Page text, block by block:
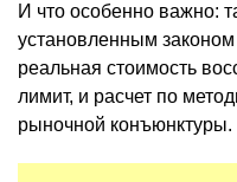
И что особенно важно:
установленным
реальная стоимость
лимит, и расчет по
рыночной конъюнктуры.